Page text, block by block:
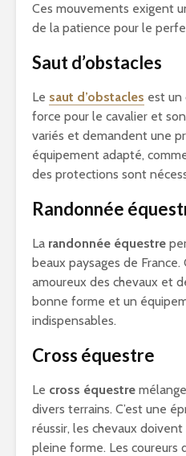
Ces mouvements exigent
de la patience pour le
Saut d’obstacles
Le saut d’obstacles est un
force pour le cavalier et
variés et demandent une
équipement adapté,
des protections sont
Randonnée
La randonnée équestre
beaux paysages de France.
amoureux des chevaux et
bonne forme et un
indispensables.
Cross équestre
Le cross équestre
divers terrains. C’est une
réussir, les chevaux
pleine forme. Les coureurs